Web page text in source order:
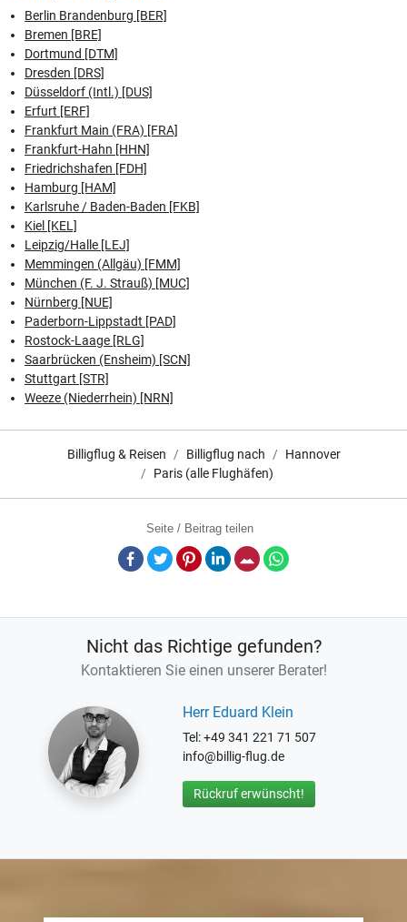
Berlin Brandenburg [BER]
Bremen [BRE]
Dortmund [DTM]
Dresden [DRS]
Düsseldorf (Intl.) [DUS]
Erfurt [ERF]
Frankfurt Main (FRA) [FRA]
Frankfurt-Hahn [HHN]
Friedrichshafen [FDH]
Hamburg [HAM]
Karlsruhe / Baden-Baden [FKB]
Kiel [KEL]
Leipzig/Halle [LEJ]
Memmingen (Allgäu) [FMM]
München (F. J. Strauß) [MUC]
Nürnberg [NUE]
Paderborn-Lippstadt [PAD]
Rostock-Laage [RLG]
Saarbrücken (Ensheim) [SCN]
Stuttgart [STR]
Weeze (Niederrhein) [NRN]
Billigflug & Reisen Billigflug nach
Hannover
Paris (alle Flughäfen)
Seite / Beitrag teilen
Facebook
TwitterPinterestLinkedInE-Mail
Nicht das Richtige gefunden?
Kontaktieren Sie einen unserer Berater!
Herr Eduard Klein
Tel: +49 341 221 71 507
info@billig-flug.de
Rückruf erwünscht!